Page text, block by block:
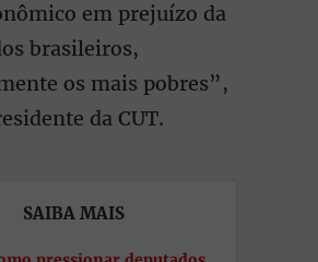
em prejuízo da
brasileiros,
os mais pobres”,
da CUT.
SAIBA MAIS